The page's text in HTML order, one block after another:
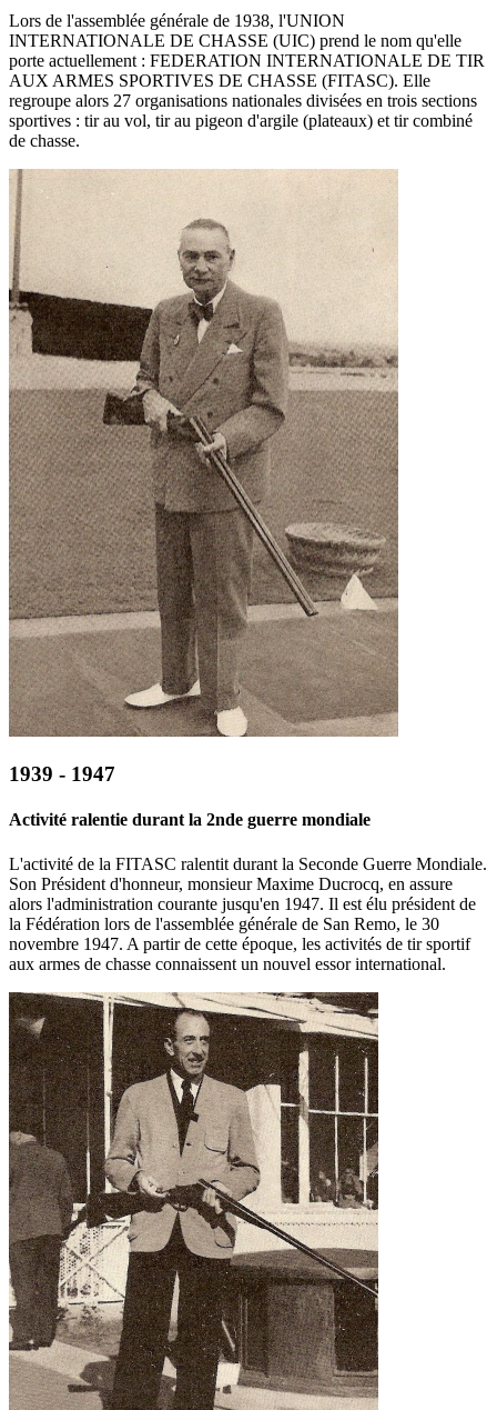
Lors de l'assemblée générale de 1938, l'UNION
INTERNATIONALE DE CHASSE (UIC) prend le nom qu'elle
porte actuellement : FEDERATION INTERNATIONALE DE TIR
AUX ARMES SPORTIVES DE CHASSE (FITASC). Elle
regroupe alors 27 organisations nationales divisées en trois sections
sportives : tir au vol, tir au pigeon d'argile (plateaux) et tir combiné
de chasse.
1939 - 1947
Activité ralentie durant la 2nde guerre mondiale
L'activité de la FITASC ralentit durant la Seconde Guerre Mondiale.
Son Président d'honneur, monsieur Maxime Ducrocq, en assure
alors l'administration courante jusqu'en 1947. Il est élu président de
la Fédération lors de l'assemblée générale de San Remo, le 30
novembre 1947. A partir de cette époque, les activités de tir sportif
aux armes de chasse connaissent un nouvel essor international.